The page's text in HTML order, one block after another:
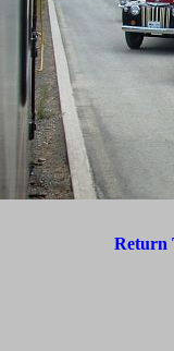
Return